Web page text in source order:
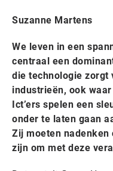
Suzanne Martens
We leven in een
centraal een
die technologie
industrieën, ook
Ict’ers spelen een
onder te laten gaan
Zij moeten
zijn om met deze